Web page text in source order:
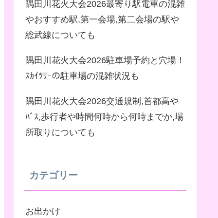
隅田川花火大会2026最寄り駅電車の混雑
やおすすめ駅,第一会場,第二会場の駅や
総武線についても
隅田川花火大会2026駐車場予約と穴場！
ｽｶｲﾂﾘｰの駐車場の混雑状況も
隅田川花火大会2026交通規制,首都高や
ﾊﾞｽ,歩行者や時間何時から何時までか,場
所取りについても
カテゴリー
お出かけ